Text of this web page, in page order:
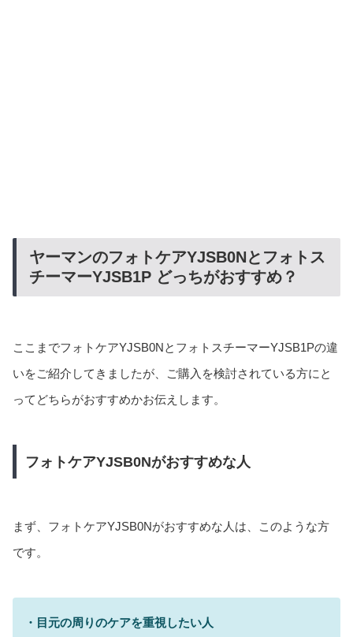
ヤーマンのフォトケアYJSB0Nとフォトス
チーマーYJSB1P どっちがおすすめ？
ここまでフォトケアYJSB0NとフォトスチーマーYJSB1Pの違
いをご紹介してきましたが、ご購入を検討されている方にと
ってどちらがおすすめかお伝えします。
フォトケアYJSB0Nがおすすめな人
まず、フォトケアYJSB0Nがおすすめな人は、このような方
です。
・目元の周りのケアを重視したい人